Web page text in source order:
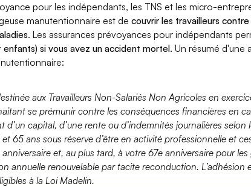
pour les indépendants, les TNS et les micro-
manutentionnaire est decouvrir les travailleurs
. Les assurances prévoyances pour indépendants
si vous avez un accident mortel. Un résumé d'une
aux Travailleurs Non-Salariés Non Agricoles en
se prémunir contre les conséquences financières en
d’un capital, d’une rente ou d’indemnités journalières selon
65 ans sous réserve d’être en activité professionnelle et
et, au plus tard, à votre 67e anniversaire pour
annuelle renouvelable par tacite reconduction. L’adhésion
à la Loi Madelin.